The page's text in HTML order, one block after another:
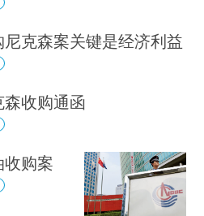
克森案关键是经济利益
收购通函
收购案